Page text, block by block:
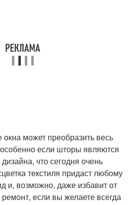
может преобразить весь
если шторы являются
что сегодня очень
текстиля придаст любому
и, возможно, даже избавит от
если вы желаете всегда